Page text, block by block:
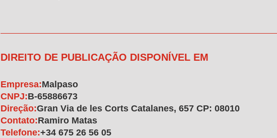
DIREITO DE PUBLICAÇÃO DISPONÍVEL EM
Empresa:Malpaso
CNPJ:B-65886673
Direção:Gran Via de les Corts Catalanes, 657 CP: 08010
Contato:Ramiro Matas
Telefone:+34 675 26 56 05